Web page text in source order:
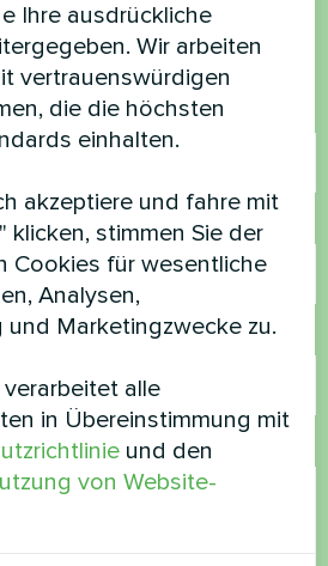
und wir werden Ihnen
Ihre ausdrückliche
Wir arbeiten
vertrauenswürdigen
die die höchsten
einhalten.
akzeptiere und fahre mit
klicken, stimmen Sie der
Cookies für wesentliche
Analysen,
und Marketingzwecke zu.
alle
in Übereinstimmung mit
und den
von Website-